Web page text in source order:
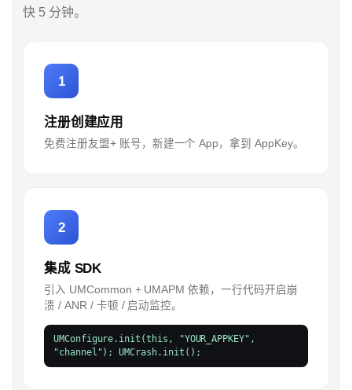
快 5 分钟。
1
注册创建应用
免费注册友盟+ 账号，新建一个 App，拿到 AppKey。
2
集成 SDK
引入 UMCommon + UMAPM 依赖，一行代码开启崩
溃 / ANR / 卡顿 / 启动监控。
UMConfigure.init(this, "YOUR_APPKEY",
"channel"); UMCrash.init();